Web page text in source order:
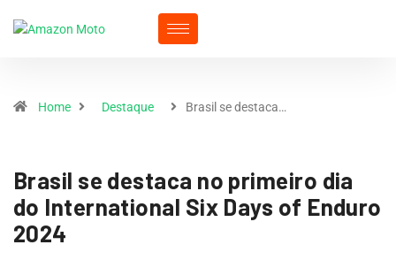
Home Destaque Brasil se destaca…
Brasil se destaca no primeiro dia
do International Six Days of Enduro
2024